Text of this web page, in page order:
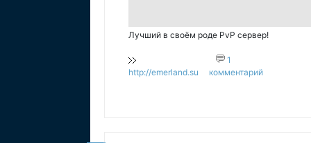
Лучший в своём роде PvP сервер!
http://emerland.su
1
комментарий